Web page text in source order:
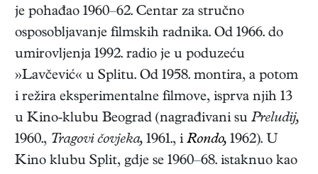
je pohađao 1960–62. Centar za stručno
osposobljavanje filmskih radnika. Od 1966. do
umirovljenja 1992. radio je u poduzeću
»Lavčević« u Splitu. Od 1958. montira, a potom
i režira eksperimentalne filmove, isprva njih 13
u Kino-klubu Beograd (nagrađivani su Preludij,
1960., Tragovi čovjeka, 1961., i Rondo, 1962). U
Kino klubu Split, gdje se 1960–68. istaknuo kao